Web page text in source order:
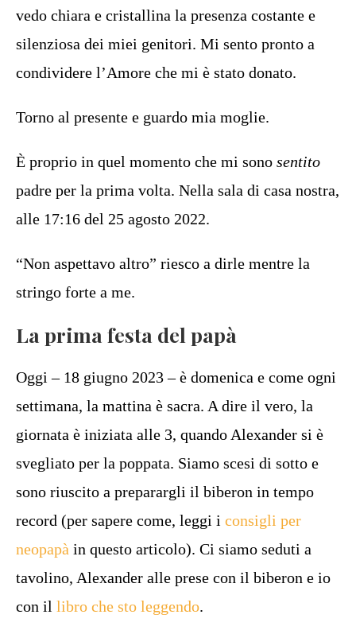
vedo chiara e cristallina la presenza costante e
silenziosa dei miei genitori. Mi sento pronto a
condividere l’Amore che mi è stato donato.
Torno al presente e guardo mia moglie.
È proprio in quel momento che mi sono sentito
padre per la prima volta. Nella sala di casa nostra,
alle 17:16 del 25 agosto 2022.
“Non aspettavo altro” riesco a dirle mentre la
stringo forte a me.
La prima festa del papà
Oggi – 18 giugno 2023 – è domenica e come ogni
settimana, la mattina è sacra. A dire il vero, la
giornata è iniziata alle 3, quando Alexander si è
svegliato per la poppata. Siamo scesi di sotto e
sono riuscito a preparargli il biberon in tempo
record (per sapere come, leggi i consigli per
neopapà in questo articolo). Ci siamo seduti a
tavolino, Alexander alle prese con il biberon e io
con il libro che sto leggendo.